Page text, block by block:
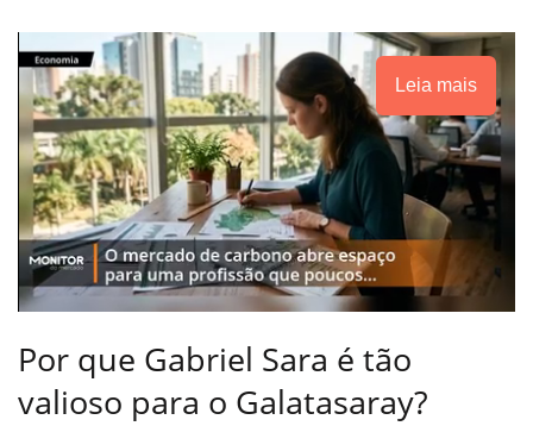
Leia mais
Por que Gabriel Sara é tão
valioso para o Galatasaray?